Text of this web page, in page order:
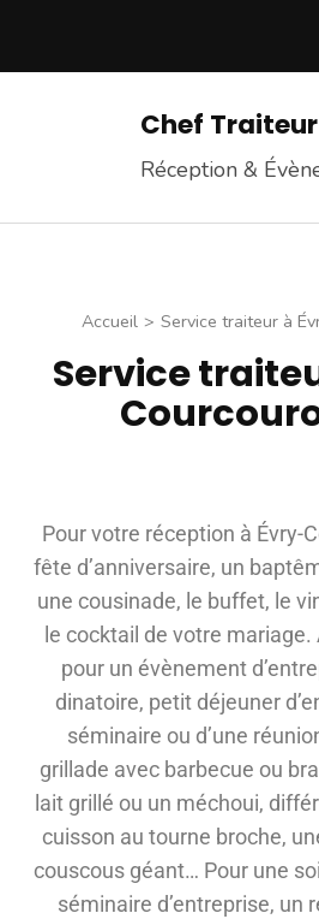
Chef Traiteur
Réception &
Accueil > Service traiteur à
Service
Pour votre réception à Évry-
fête d’anniversaire, un
une cousinade, le buffet, le
le cocktail de votre
pour un évènement
dinatoire, petit déjeuner
séminaire ou d’une
grillade avec barbecue ou
lait grillé ou un méchoui,
cuisson au tourne broche,
couscous géant… Pour une
séminaire d’entreprise, un